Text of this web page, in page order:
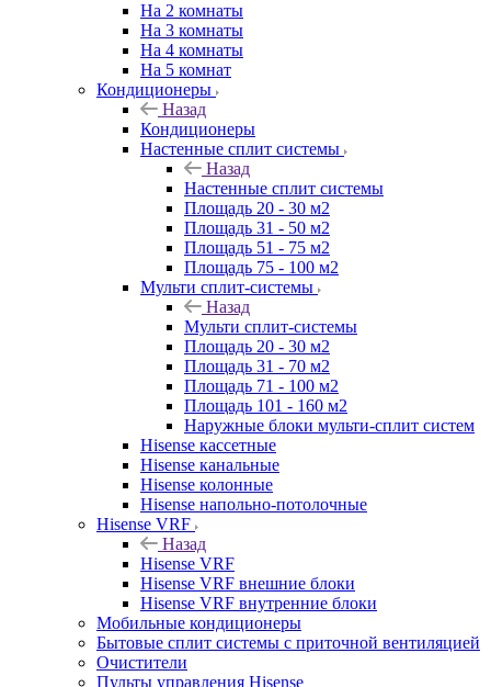
На 2 комнаты
На 3 комнаты
На 4 комнаты
На 5 комнат
Кондиционеры
Назад
Кондиционеры
Настенные сплит системы
Назад
Настенные сплит системы
Площадь 20 - 30 м2
Площадь 31 - 50 м2
Площадь 51 - 75 м2
Площадь 75 - 100 м2
Мульти сплит-системы
Назад
Мульти сплит-системы
Площадь 20 - 30 м2
Площадь 31 - 70 м2
Площадь 71 - 100 м2
Площадь 101 - 160 м2
Наружные блоки мульти-сплит систем
Hisense кассетные
Hisense канальные
Hisense колонные
Hisense напольно-потолочные
Hisense VRF
Назад
Hisense VRF
Hisense VRF внешние блоки
Hisense VRF внутренние блоки
Мобильные кондиционеры
Бытовые сплит системы с приточной вентиляцией
Очистители
Пульты управления Hisense